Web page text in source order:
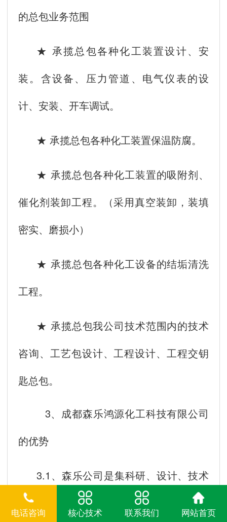
的总包业务范围
★ 承揽总包各种化工装置设计、安
装。含设备、压力管道、电气仪表的设
计、安装、开车调试。
★ 承揽总包各种化工装置保温防腐。
★ 承揽总包各种化工装置的吸附剂、
催化剂装卸工程。（采用真空装卸，装填
密实、磨损小）
★ 承揽总包各种化工设备的结垢清洗
工程。
★ 承揽总包我公司技术范围内的技术
咨询、工艺包设计、工程设计、工程交钥
匙总包。
3、成都森乐鸿源化工科技有限公司
的优势
3.1、森乐公司是集科研、设计、技术
服务、产品开发与生产为一体的化工科研
电话咨询 核心技术 联系我们 网站首页